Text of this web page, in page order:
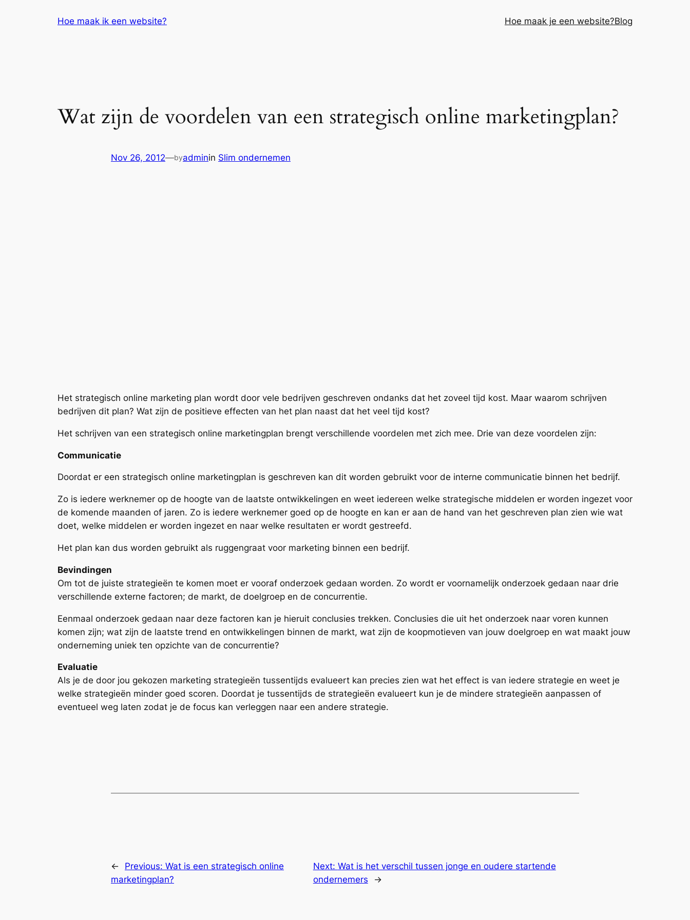
Hoe maak ik een website? Hoe maak je een website?Blog
Wat zijn de voordelen van een strategisch online marketingplan?
Nov 26, 2012—byadminin Slim ondernemen
Het strategisch online marketing plan wordt door vele bedrijven geschreven ondanks dat het zoveel tijd kost. Maar waarom schrijven
bedrijven dit plan? Wat zijn de positieve effecten van het plan naast dat het veel tijd kost?
Het schrijven van een strategisch online marketingplan brengt verschillende voordelen met zich mee. Drie van deze voordelen zijn:
Communicatie
Doordat er een strategisch online marketingplan is geschreven kan dit worden gebruikt voor de interne communicatie binnen het bedrijf.
Zo is iedere werknemer op de hoogte van de laatste ontwikkelingen en weet iedereen welke strategische middelen er worden ingezet voor
de komende maanden of jaren. Zo is iedere werknemer goed op de hoogte en kan er aan de hand van het geschreven plan zien wie wat
doet, welke middelen er worden ingezet en naar welke resultaten er wordt gestreefd.
Het plan kan dus worden gebruikt als ruggengraat voor marketing binnen een bedrijf.
Bevindingen
Om tot de juiste strategieën te komen moet er vooraf onderzoek gedaan worden. Zo wordt er voornamelijk onderzoek gedaan naar drie
verschillende externe factoren; de markt, de doelgroep en de concurrentie.
Eenmaal onderzoek gedaan naar deze factoren kan je hieruit conclusies trekken. Conclusies die uit het onderzoek naar voren kunnen
komen zijn; wat zijn de laatste trend en ontwikkelingen binnen de markt, wat zijn de koopmotieven van jouw doelgroep en wat maakt jouw
onderneming uniek ten opzichte van de concurrentie?
Evaluatie
Als je de door jou gekozen marketing strategieën tussentijds evalueert kan precies zien wat het effect is van iedere strategie en weet je
welke strategieën minder goed scoren. Doordat je tussentijds de strategieën evalueert kun je de mindere strategieën aanpassen of
eventueel weg laten zodat je de focus kan verleggen naar een andere strategie.
← Previous: Wat is een strategisch online
marketingplan?
Next: Wat is het verschil tussen jonge en oudere startende
ondernemers
→